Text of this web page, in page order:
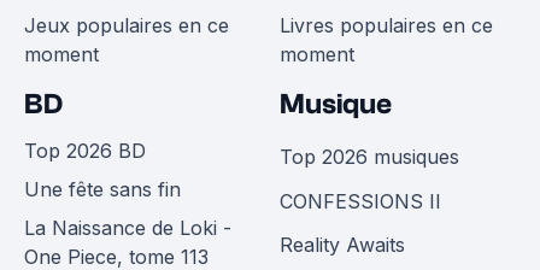
Jeux populaires en ce
moment
Livres populaires en ce
moment
BD
Top 2026 BD
Une fête sans fin
La Naissance de Loki -
One Piece, tome 113
Musique
Top 2026 musiques
CONFESSIONS II
Reality Awaits